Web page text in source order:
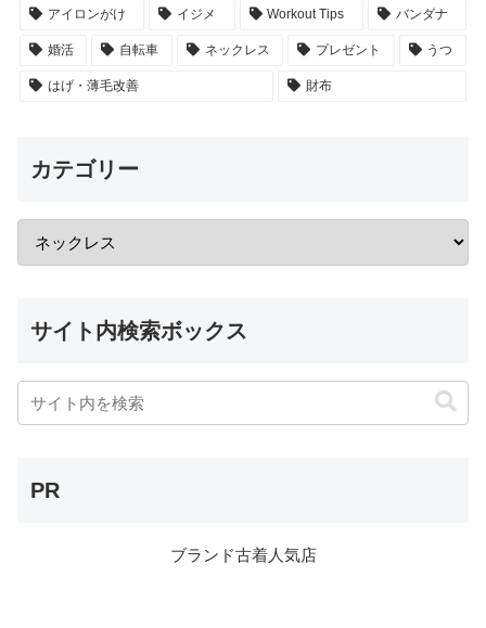
アイロンがけ イジメ Workout Tips バンダナ
婚活 自転車 ネックレス プレゼント うつ
はげ・薄毛改善 財布
カテゴリー
サイト内検索ボックス
PR
ブランド古着人気店